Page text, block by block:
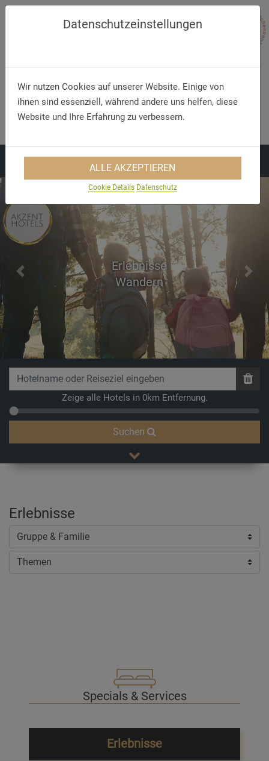
Telefon/WhatsApp
+49 5321 75 91 - 40
E-Mail
Erlebnisse
Wandern
Previous Next
Zeige alle Hotels in 0km Entfernung.
Suchen
Erlebnisse
Specials & Services
Erlebnisse
Datenschutzeinstellungen
Wir nutzen Cookies auf unserer Website. Einige von
ihnen sind essenziell, während andere uns helfen, diese
Website und Ihre Erfahrung zu verbessern.
ALLE AKZEPTIEREN
Cookie Details Datenschutz